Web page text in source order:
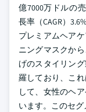
億7000万ドルの
長率（CAGR）
プレミアムヘア
ニングマスクか
げのスタイリン
羅しており、こ
して、女性のヘ
います。このセ